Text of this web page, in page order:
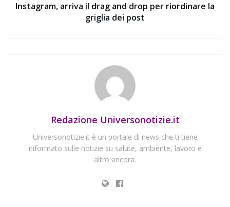
Instagram, arriva il drag and drop per riordinare la
griglia dei post
Redazione Universonotizie.it
Universonotizie.it è un portale di news che ti tiene
informato sulle notizie su salute, ambiente, lavoro e
altro ancora.